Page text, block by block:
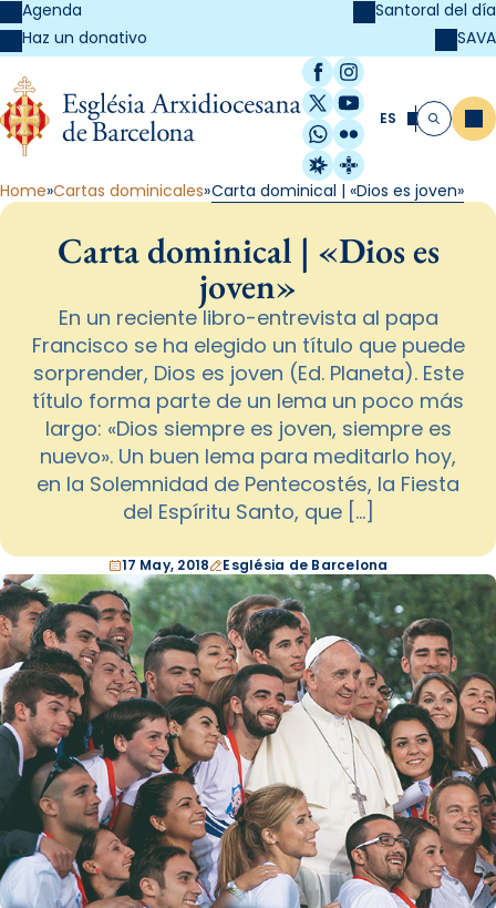
Agenda
Haz un donativo
Santoral del día
SAVA
Facebook
Instagram
X / Twitter
YouTube
WhatsApp
Flickr
Radio Estel
Catalunya
ES Buscar
Home Cartas dominicales Carta dominical | «Dios es joven»
Carta dominical | «Dios es
joven»
En un reciente libro-entrevista al papa
Francisco se ha elegido un título que puede
sorprender, Dios es joven (Ed. Planeta). Este
título forma parte de un lema un poco más
largo: «Dios siempre es joven, siempre es
nuevo». Un buen lema para meditarlo hoy,
en la Solemnidad de Pentecostés, la Fiesta
del Espíritu Santo, que […]
17 May, 2018 Església de Barcelona